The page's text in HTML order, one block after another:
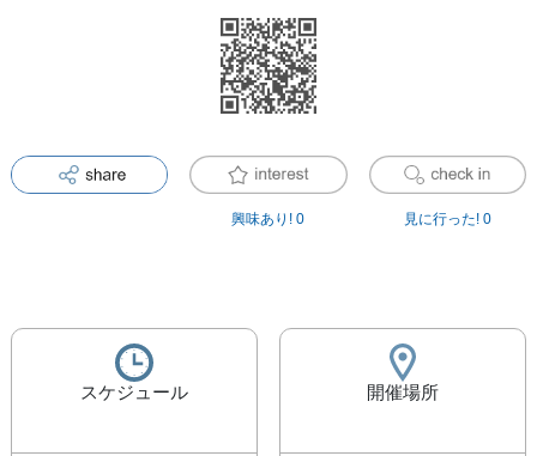
興味あり! 0 見に行った! 0
スケジュール 開催場所